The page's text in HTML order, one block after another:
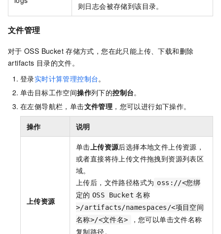
则日志会被存储到该目录。
文件管理
对于 OSS Bucket 存储方式，您在此只能上传、下载和删除
artifacts 目录的文件。
登录实时计算管理控制台。
单击目标工作空间操作列下的控制台。
在左侧导航栏，单击文件管理 ，您可以进行如下操作。
操作 说明
上传资源
单击 上传资源后选择本地文件上传资源，
或者直接将待上传文件拖拽到资源列表区
域。
上传后，文件路径格式为 oss://<您绑
定的 OSS Bucket 名称
>/artifacts/namespaces/<项目空间
名称>/<文件名>
，您可以单击文件名称
复制路径。